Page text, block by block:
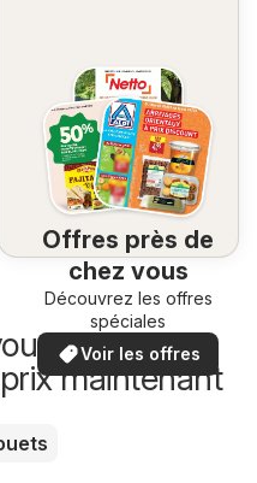
Offres près de
chez vous
Découvrez les offres
spéciales
Voir les offres
pouvez
maintenant